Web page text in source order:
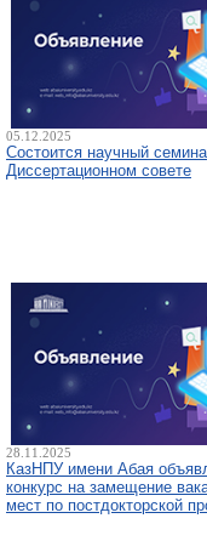
05.12.2025
Состоится научный
Диссертационном совете
28.11.2025
КазНПУ имени Абая
конкурс на замещение
мест по постдокторской